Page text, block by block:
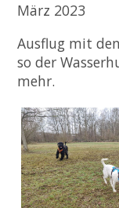
März 2023
Ausflug mit
so der
mehr.